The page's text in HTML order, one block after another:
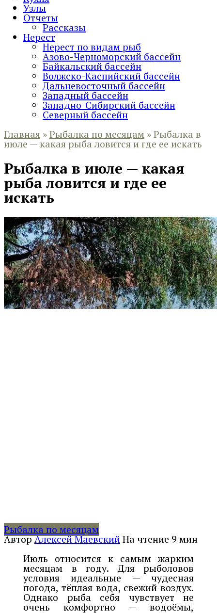
Узлы
Отчеты
Рассказы
Нерест
Нерест по видам рыб
Азово-Черноморский бассейн
Байкальский бассейн
Волжско-Каспийский бассейн
Дальневосточный бассейн
Западный бассейн
Западно-Сибирский бассейн
Северный бассейн
Главная »Рыбалка по месяцам »Рыбалка в
июле — какая рыба ловится и где ее искать
Рыбалка в июле — какая
рыба ловится и где ее
искать
Рыбалка по месяцам
АвторАлексей МаевскийНа чтение 9 мин
Июль относится к самым жарким
месяцам в году. Для рыболовов
условия идеальные — чудесная
погода, тёплая вода, свежий воздух.
Однако рыба себя чувствует не
очень комфортно — водоёмы,